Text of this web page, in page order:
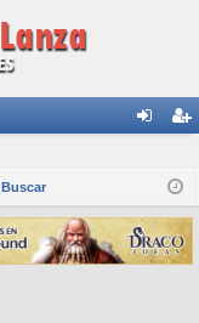
fic
ar
ist
ra
rs
Buscar